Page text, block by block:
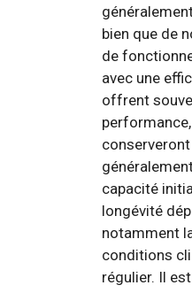
bien que de
de
avec une
offrent
capacité
longévité
notamment
conditions
régulier. Il